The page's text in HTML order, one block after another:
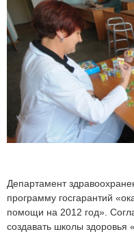
Департамент
программу госгарантий
помощи на 2012 год».
создавать школы здоровья